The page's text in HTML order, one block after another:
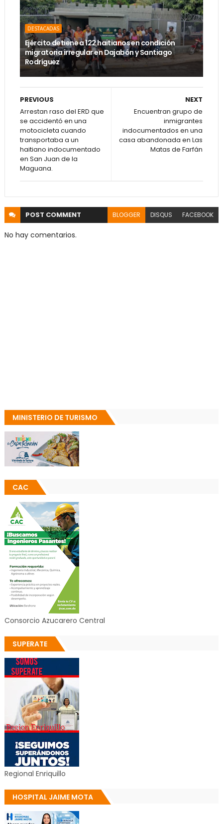
DESTACADAS
Ejército detiene a 122 haitianos en condición
migratoria irregular en Dajabón y Santiago
Rodríguez
NEXT
Encuentran grupo de
inmigrantes
indocumentados en una
casa abandonada en Las
Matas de Farfán
PREVIOUS
Arrestan raso del ERD que
se accidentó en una
motocicleta cuando
transportaba a un
haitiano indocumentado
en San Juan de la
Maguana.
POST COMMENT BLOGGER DISQUS FACEBOOK
No hay comentarios.
MINISTERIO DE TURISMO
CAC
Consorcio Azucarero Central
SUPERATE
Regional Enriquillo
HOSPITAL JAIME MOTA